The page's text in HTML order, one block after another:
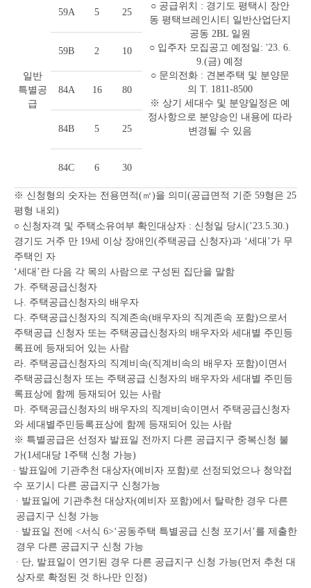
○ 공급위치 : 경기도 평택시 장안
동 평택브레인시티 일반산업단지
공동 2BL 일원
○ 입주자 모집공고 예정일: '23. 6.
9.(금) 예정
○ 문의전화 : 견본주택 및 분양문
의 T. 1811-8500
※ 상기 세대수 및 분양일정은 예
정사항으로 분양승인 내용에 따라
변경될 수 있음
일반
특별공
급
59A 5 25
59B 2 10
84A 16 80
84B 5 25
84C 6 30
※ 신청형의 숫자는 전용면적(㎡)을 의미(공급면적 기준 59형은 25
평형 내외)
○ 신청자격 및 주택소유여부 확인대상자 : 신청일 당시(’23.5.30.)
경기도 거주 만 19세 이상 장애인(주택공급 신청자)과 ‘세대’가 무
주택인 자
‘세대’란 다음 각 목의 사람으로 구성된 집단을 말함
가. 주택공급신청자
나. 주택공급신청자의 배우자
다. 주택공급신청자의 직계존속(배우자의 직계존속 포함)으로서
주택공급 신청자 또는 주택공급신청자의 배우자와 세대별 주민등
록표에 등재되어 있는 사람
라. 주택공급신청자의 직계비속(직계비속의 배우자 포함)이면서
주택공급신청자 또는 주택공급 신청자의 배우자와 세대별 주민등
록표상에 함께 등재되어 있는 사람
마. 주택공급신청자의 배우자의 직계비속이면서 주택공급신청자
와 세대별주민등록표상에 함께 등재되어 있는 사람
※ 특별공급은 선정자 발표일 전까지 다른 공급지구 중복신청 불
가(1세대당 1주택 신청 가능)
∙ 발표일에 기관추천 대상자(예비자 포함)로 선정되었으나 청약접
수 포기시 다른 공급지구 신청가능
∙ 발표일에 기관추천 대상자(예비자 포함)에서 탈락한 경우 다른
공급지구 신청 가능
∙ 발표일 전에 <서식 6>‘공동주택 특별공급 신청 포기서’를 제출한
경우 다른 공급지구 신청 가능
∙ 단, 발표일이 연기된 경우 다른 공급지구 신청 가능(먼저 추천 대
상자로 확정된 것 하나만 인정)